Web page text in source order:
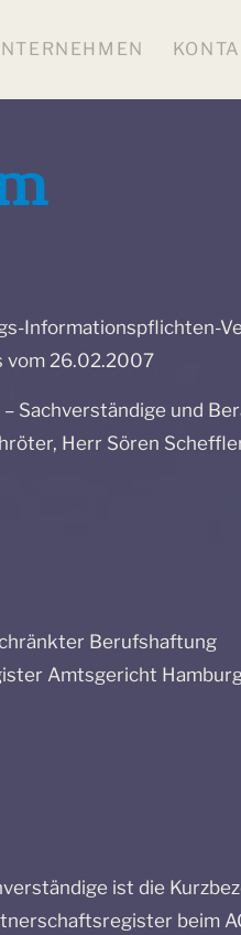
Informationspflichten-
vom 26.02.2007
Sachverständige und
Herr Sören
Berufshaftung
Amtsgericht
ist die
beim